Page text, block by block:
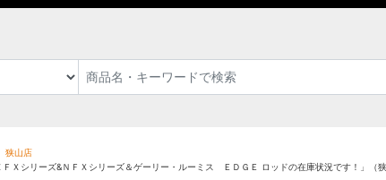
狭山店
シリーズ&ＮＦＸシリーズ＆ゲーリー・ルーミス ＥＤＧＥ ロッドの在庫状況です！」（